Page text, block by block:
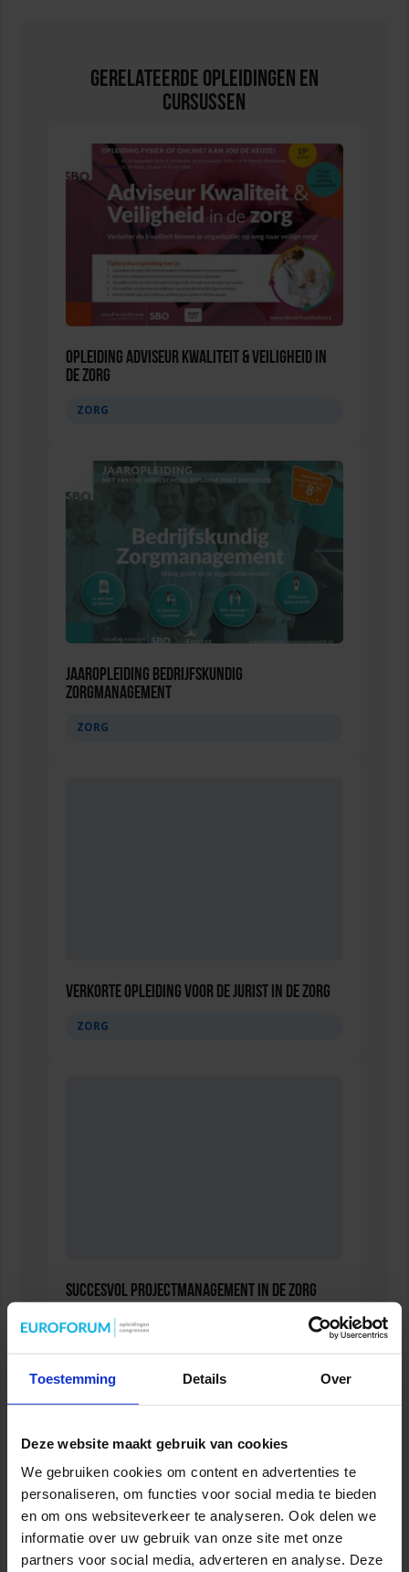
Toestemming Details Over
Deze website maakt gebruik van cookies
We gebruiken cookies om content en advertenties te
personaliseren, om functies voor social media te bieden
en om ons websiteverkeer te analyseren. Ook delen we
informatie over uw gebruik van onze site met onze
partners voor social media, adverteren en analyse. Deze
Gerelateerde Opleidingen en
Cursussen
Opleiding Adviseur Kwaliteit & Veiligheid in
de zorg
ZORG
Jaaropleiding Bedrijfskundig
Zorgmanagement
ZORG
Verkorte opleiding voor de Jurist in de Zorg
ZORG
Succesvol Projectmanagement in de Zorg
ZORG